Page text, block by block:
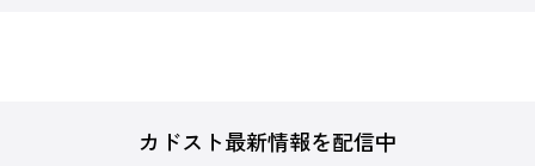
カドスト最新情報を配信中